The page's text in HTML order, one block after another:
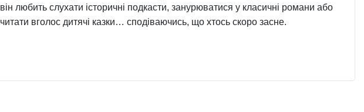
він любить слухати історичні подкасти, занурюватися у класичні романи або
читати вголос дитячі казки… сподіваючись, що хтось скоро засне.